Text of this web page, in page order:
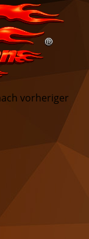
vorheriger